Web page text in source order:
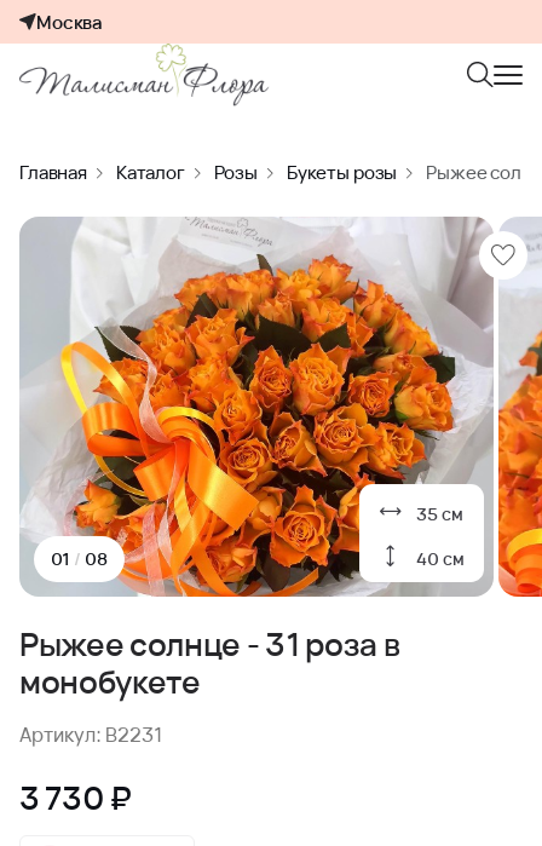
Москва
Главная Каталог Розы Букеты розы Рыжее
35 см
40 см
01 / 08
Рыжее солнце - 31 роза в
монобукете
Артикул: B2231
3 730 ₽